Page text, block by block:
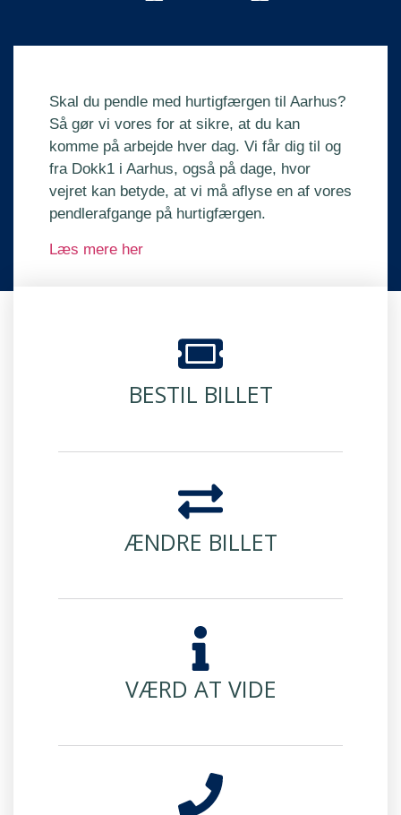
Skal du pendle med hurtigfærgen til Aarhus?
Så gør vi vores for at sikre, at du kan
komme på arbejde hver dag. Vi får dig til og
fra Dokk1 i Aarhus, også på dage, hvor
vejret kan betyde, at vi må aflyse en af vores
pendlerafgange på hurtigfærgen.
Læs mere her
BESTIL BILLET
ÆNDRE BILLET
VÆRD AT VIDE